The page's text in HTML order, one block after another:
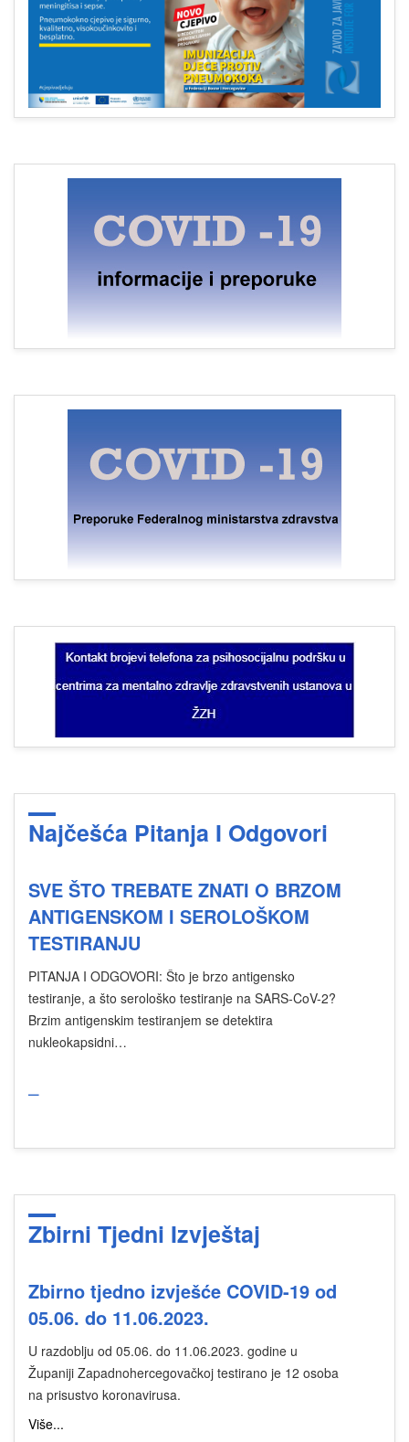
Najčešća Pitanja I Odgovori
SVE ŠTO TREBATE ZNATI O BRZOM
ANTIGENSKOM I SEROLOŠKOM
TESTIRANJU
PITANJA I ODGOVORI: Što je brzo antigensko
testiranje, a što serološko testiranje na SARS-CoV-2?
Brzim antigenskim testiranjem se detektira
nukleokapsidni…
Zbirni Tjedni Izvještaj
Zbirno tjedno izvješće COVID-19 od
05.06. do 11.06.2023.
U razdoblju od 05.06. do 11.06.2023. godine u
Županiji Zapadnohercegovačkoj testirano je 12 osoba
na prisustvo koronavirusa.
Više...